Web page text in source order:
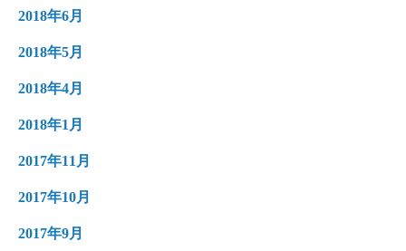
2018年6月
2018年5月
2018年4月
2018年1月
2017年11月
2017年10月
2017年9月